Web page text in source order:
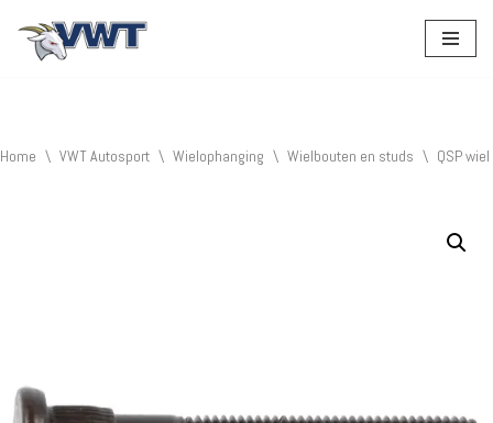
Home \ VWT Autosport \ Wielophanging \ Wielbouten en studs \ QSP